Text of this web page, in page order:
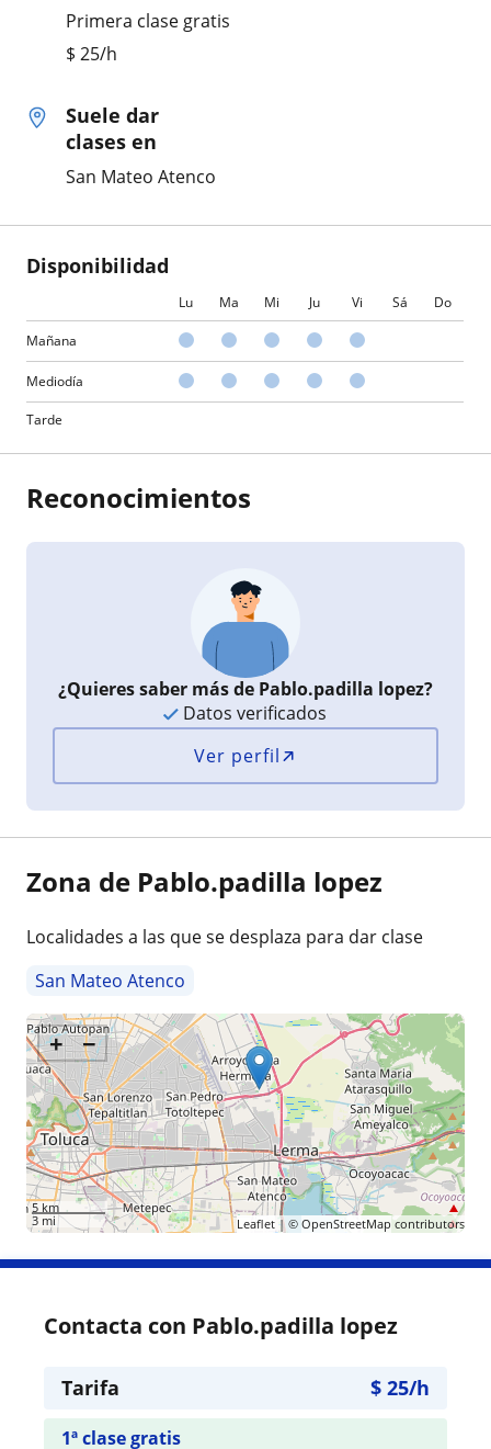
Primera clase gratis
$ 25/h
Suele dar
clases en
San Mateo Atenco
Disponibilidad
Lu Ma Mi Ju Vi Sá Do
Mañana
Mediodía
Tarde
Reconocimientos
¿Quieres saber más de Pablo.padilla lopez?
Datos verificados
Ver perfil
Zona de Pablo.padilla lopez
Localidades a las que se desplaza para dar clase
San Mateo Atenco
+ −
5 km
3 mi
Leaflet| © OpenStreetMap contributors
Contacta con Pablo.padilla lopez
Tarifa $ 25/h
1ª clase gratis